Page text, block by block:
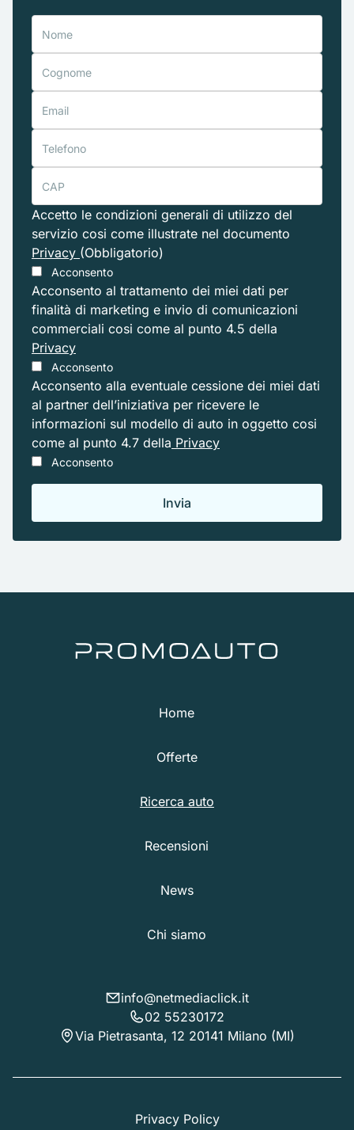
Accetto le condizioni generali di utilizzo del
servizio cosi come illustrate nel documento
Privacy (Obbligatorio)
Acconsento
Acconsento al trattamento dei miei dati per
finalità di marketing e invio di comunicazioni
commerciali cosi come al punto 4.5 della
Privacy
Acconsento
Acconsento alla eventuale cessione dei miei dati
al partner dell’iniziativa per ricevere le
informazioni sul modello di auto in oggetto cosi
come al punto 4.7 della Privacy
Acconsento
Home
Offerte
Ricerca auto
Recensioni
News
Chi siamo
info@netmediaclick.it
02 55230172
Via Pietrasanta, 12 20141 Milano (MI)
Privacy Policy